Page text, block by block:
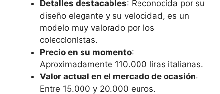
Detalles destacables: Reconocida por su
diseño elegante y su velocidad, es un
modelo muy valorado por los
coleccionistas.
Precio en su momento:
Aproximadamente 110.000 liras italianas.
Valor actual en el mercado de ocasión:
Entre 15.000 y 20.000 euros.